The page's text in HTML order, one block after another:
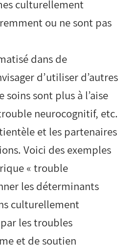
culturellement
ou ne sont pas
dans de
d’utiliser d’autres
sont plus à l’aise
neurocognitif, etc.
et les partenaires
Voici des exemples
« trouble
les déterminants
culturellement
les troubles
et de soutien